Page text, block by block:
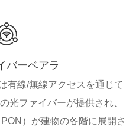
バーベアラ
有線/無線アクセスを通じて
光ファイバーが提供され、
）が建物の各階に展開さ